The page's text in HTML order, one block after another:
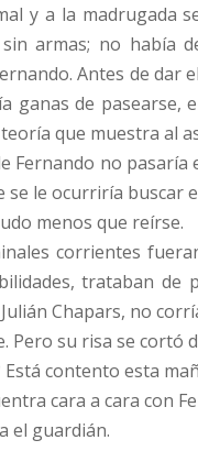
y a la madrugada
armas; no había
Antes de dar
ganas de pasearse,
que muestra al
Fernando no
se le ocurriría
menos que reírse.
corrientes
trataban
Chapars, no
Pero su risa se cortó
contento esta
cara a cara con
el guardián.